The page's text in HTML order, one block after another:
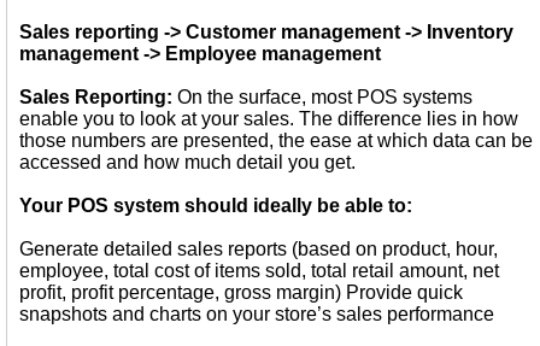
Sales reporting -> Customer management -> Inventory
management -> Employee management
Sales Reporting: On the surface, most POS systems
enable you to look at your sales. The difference lies in how
those numbers are presented, the ease at which data can be
accessed and how much detail you get.
Your POS system should ideally be able to:
Generate detailed sales reports (based on product, hour,
employee, total cost of items sold, total retail amount, net
profit, profit percentage, gross margin) Provide quick
snapshots and charts on your store’s sales performance